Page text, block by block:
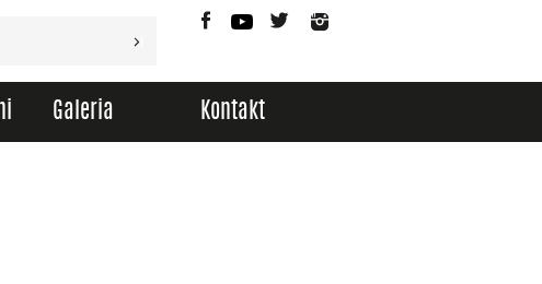
FacebookYouTubeTwitter
Galeria Kontakt